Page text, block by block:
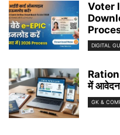
Voter
DIGITAL
में
GK &